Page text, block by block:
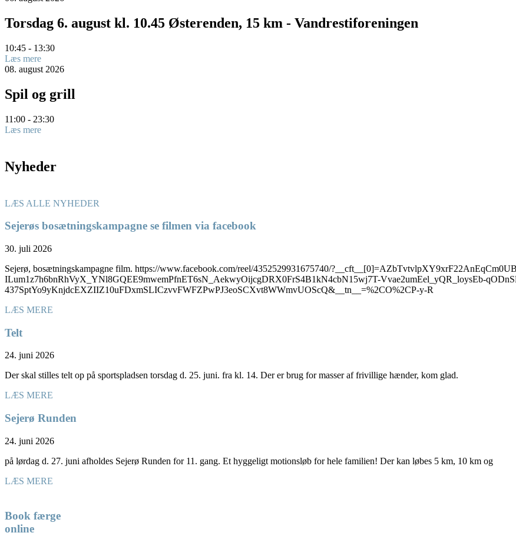
Torsdag 6. august kl. 10.45 Østerenden, 15 km - Vandrestiforeningen
10:45 - 13:30
Læs mere
08. august 2026
Spil og grill
11:00 - 23:30
Læs mere
Nyheder
LÆS ALLE NYHEDER
Sejerøs bosætningskampagne se filmen via facebook
30. juli 2026
Sejerø, bosætningskampagne film. https://www.facebook.com/reel/4352529931675740/
ILum1z7h6bnRhVyX_YNl8GQEE9mwemPfnET6sN_AekwyOijcgDRX0FrS4B1kN4cbN15wj7T-Vvae2umEel_yQR_loysEb-
437SptYo9yKnjdcEXZIIZ10uFDxmSLICzvvFWFZPwPJ3eoSCXvt8WWmvUOScQ&__tn__=%2CO%2CP-y-R
LÆS MERE
Telt
24. juni 2026
Der skal stilles telt op på sportspladsen torsdag d. 25. juni. fra kl. 14. Der er brug for masser af frivillige hænder, kom glad.
LÆS MERE
Sejerø Runden
24. juni 2026
på lørdag d. 27. juni afholdes Sejerø Runden for 11. gang. Et hyggeligt motionsløb for hele familien! Der kan løbes 5 km, 10 km og
LÆS MERE
Book færge
online